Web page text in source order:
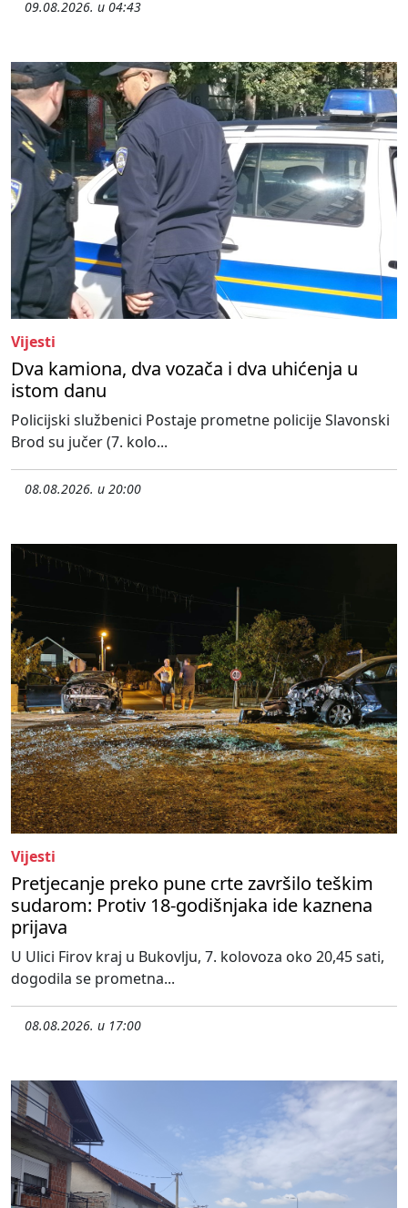
09.08.2026. u 04:43
Vijesti
Dva kamiona, dva vozača i dva uhićenja u
istom danu
Policijski službenici Postaje prometne policije Slavonski
Brod su jučer (7. kolo...
08.08.2026. u 20:00
Vijesti
Pretjecanje preko pune crte završilo teškim
sudarom: Protiv 18-godišnjaka ide kaznena
prijava
U Ulici Firov kraj u Bukovlju, 7. kolovoza oko 20,45 sati,
dogodila se prometna...
08.08.2026. u 17:00